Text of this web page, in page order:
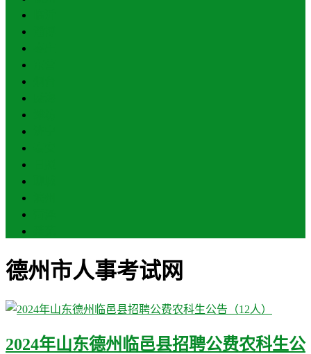
德州市人事考试网
2024年山东德州临邑县招聘公费农科生公